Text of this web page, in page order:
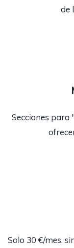
de
Secciones para
Solo 30 €/mes,